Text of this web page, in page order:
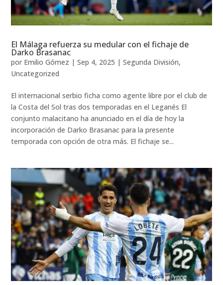
El Málaga refuerza su medular con el fichaje de
Darko Brasanac
por Emilio Gómez |Sep 4, 2025 |Segunda División,
Uncategorized
El internacional serbio ficha como agente libre por el club de
la Costa del Sol tras dos temporadas en el Leganés El
conjunto malacitano ha anunciado en el día de hoy la
incorporación de Darko Brasanac para la presente
temporada con opción de otra más. El fichaje se...